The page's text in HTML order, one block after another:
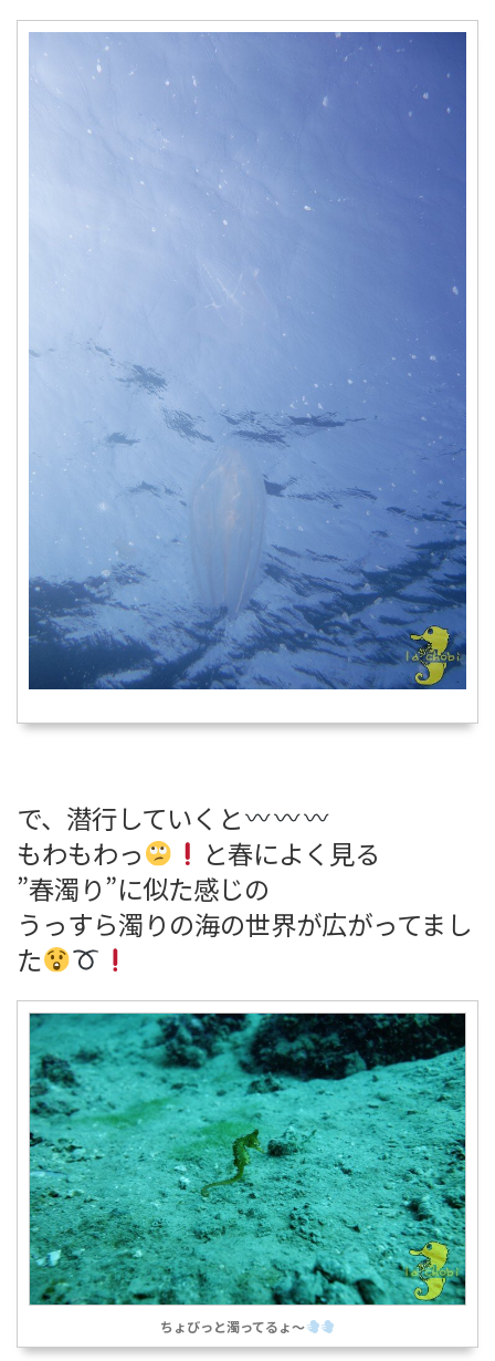
で、潜行していくと
もわもわっ
と春によく見る
”春濁り”に似た感じの
うっすら濁りの海の世界が広がってまし
た
ちょびっと濁ってるょ～